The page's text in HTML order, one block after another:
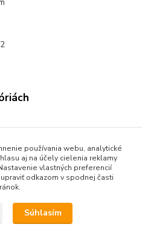
reserved © 2017 - 2026
používania webu, analytické
aj na účely cielenia reklamy
vlastných preferencií
odkazom v spodnej časti
Súhlasím